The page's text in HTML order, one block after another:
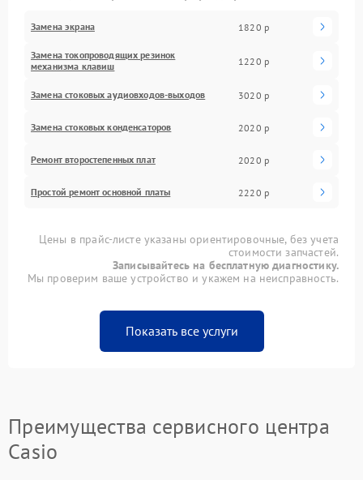
Замена экрана 1820 р
Замена токопроводящих резинок
механизма клавиш
1220 р
Замена стоковых аудиовходов-выходов 3020 р
Замена стоковых конденсаторов 2020 р
Ремонт второстепенных плат 2020 р
Простой ремонт основной платы 2220 р
Цены в прайс-листе указаны ориентировочные, без учета
стоимости запчастей.
Записывайтесь на бесплатную диагностику.
Мы проверим ваше устройство и укажем на неисправность.
Показать все услуги
Преимущества сервисного центра
Casio